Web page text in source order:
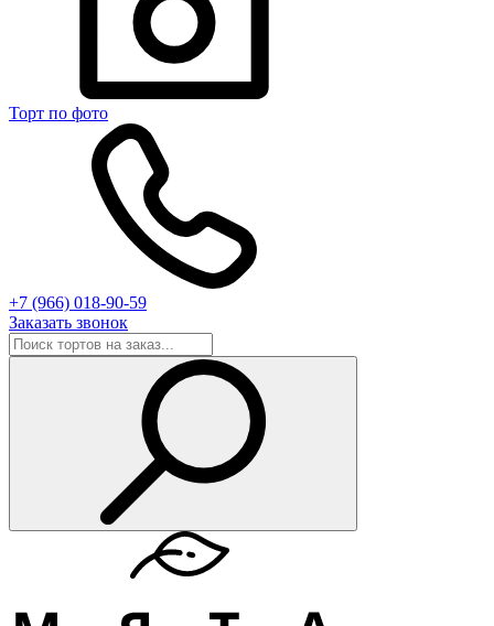
Торт по фото
+7 (966) 018-90-59
Заказать звонок